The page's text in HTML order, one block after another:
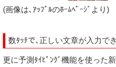
(画像は､ｱｯﾌﾟﾙのﾎｰﾑﾍﾟｰｼﾞより)
数ﾀｯﾁで､正しい文章が入力で
更に予測ﾀｲﾋﾟﾝｸﾞ機能を使った